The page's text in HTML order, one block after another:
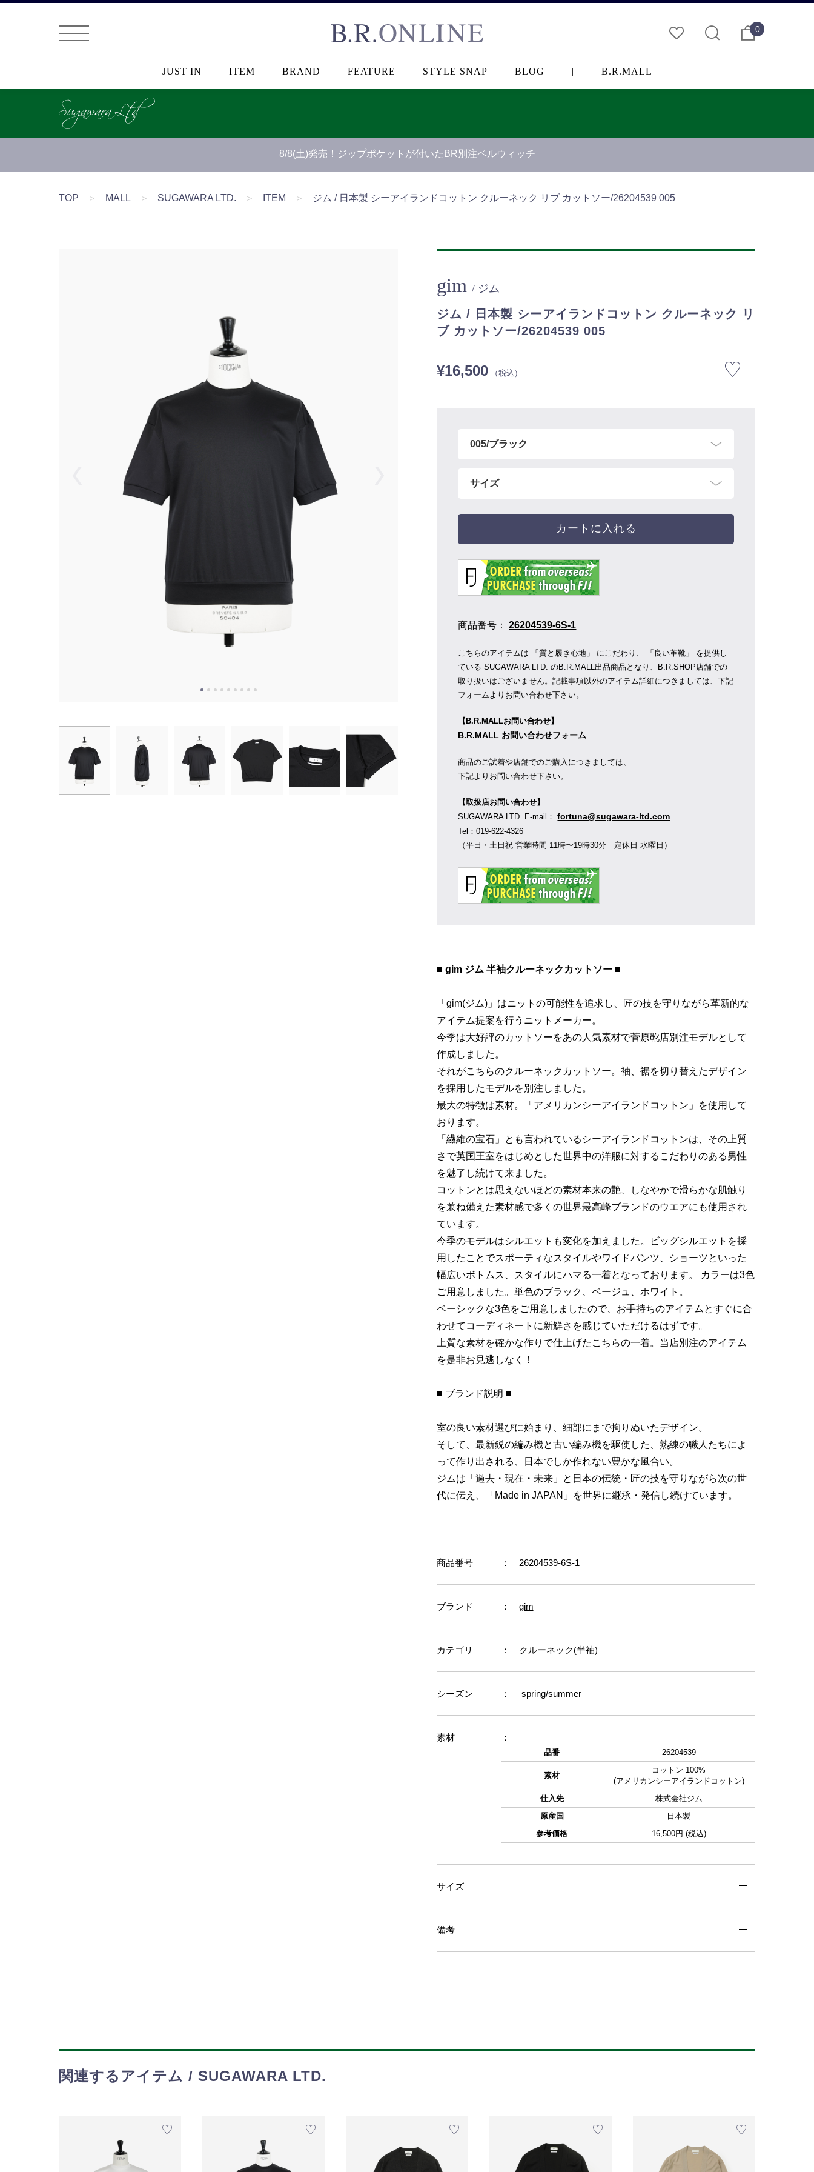
0
JUST IN ITEM BRAND FEATURE STYLE SNAP BLOG | B.R.MALL
8/8(土)発売！ジップポケットが付いたBR別注ベルウィッチ
TOP ＞ MALL ＞ SUGAWARA LTD. ＞ ITEM ＞ ジム / 日本製 シーアイランドコットン クルーネック リブ カットソー/26204539 005
gim/ ジム
ジム / 日本製 シーアイランドコットン クルーネック リ
ブ カットソー/26204539 005
¥16,500 （税込）
カートに入れる
商品番号：26204539-6S-1
こちらのアイテムは 「質と履き心地」 にこだわり、 「良い革靴」 を提供し
ている SUGAWARA LTD. のB.R.MALL出品商品となり、B.R.SHOP店舗での
取り扱いはございません。記載事項以外のアイテム詳細につきましては、下記
フォームよりお問い合わせ下さい。
【B.R.MALLお問い合わせ】
B.R.MALL お問い合わせフォーム
商品のご試着や店舗でのご購入につきましては、
下記よりお問い合わせ下さい。
【取扱店お問い合わせ】
SUGAWARA LTD. E-mail：fortuna@sugawara-ltd.com
Tel：019-622-4326
（平日・土日祝 営業時間 11時〜19時30分 定休日 水曜日）
■ gim ジム 半袖クルーネックカットソー ■
「gim(ジム)」はニットの可能性を追求し、匠の技を守りながら革新的な
アイテム提案を行うニットメーカー。
今季は大好評のカットソーをあの人気素材で菅原靴店別注モデルとして
作成しました。
それがこちらのクルーネックカットソー。袖、裾を切り替えたデザイン
を採用したモデルを別注しました。
最大の特徴は素材。「アメリカンシーアイランドコットン」を使用して
おります。
「繊維の宝石」とも言われているシーアイランドコットンは、その上質
さで英国王室をはじめとした世界中の洋服に対するこだわりのある男性
を魅了し続けて来ました。
コットンとは思えないほどの素材本来の艶、しなやかで滑らかな肌触り
を兼ね備えた素材感で多くの世界最高峰ブランドのウエアにも使用され
ています。
今季のモデルはシルエットも変化を加えました。ビッグシルエットを採
用したことでスポーティなスタイルやワイドパンツ、ショーツといった
幅広いボトムス、スタイルにハマる一着となっております。 カラーは3色
ご用意しました。単色のブラック、ベージュ、ホワイト。
ベーシックな3色をご用意しましたので、お手持ちのアイテムとすぐに合
わせてコーディネートに新鮮さを感じていただけるはずです。
上質な素材を確かな作りで仕上げたこちらの一着。当店別注のアイテム
を是非お見逃しなく！
■ ブランド説明 ■
室の良い素材選びに始まり、細部にまで拘りぬいたデザイン。
そして、最新鋭の編み機と古い編み機を駆使した、熟練の職人たちによ
って作り出される、日本でしか作れない豊かな風合い。
ジムは「過去・現在・未来」と日本の伝統・匠の技を守りながら次の世
代に伝え、「Made in JAPAN」を世界に継承・発信し続けています。
商品番号 ： 26204539-6S-1
ブランド ： gim
カテゴリ ： クルーネック(半袖)
シーズン ： spring/summer
素材 ：
品番 26204539
素材
コットン 100%
(アメリカンシーアイランドコットン)
仕入先
株式会社ジム
原産国
日本製
参考価格
16,500円 (税込)
サイズ
備考
関連するアイテム / SUGAWARA LTD.